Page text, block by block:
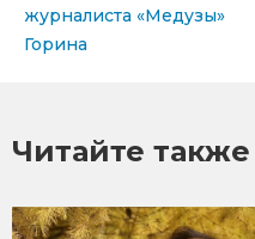
журналиста «Медузы»
Горина
Читайте также